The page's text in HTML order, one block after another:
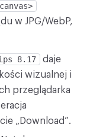
w JPG/WebP,
8.17
daje
wizualnej i
przeglądarka
„Download”.